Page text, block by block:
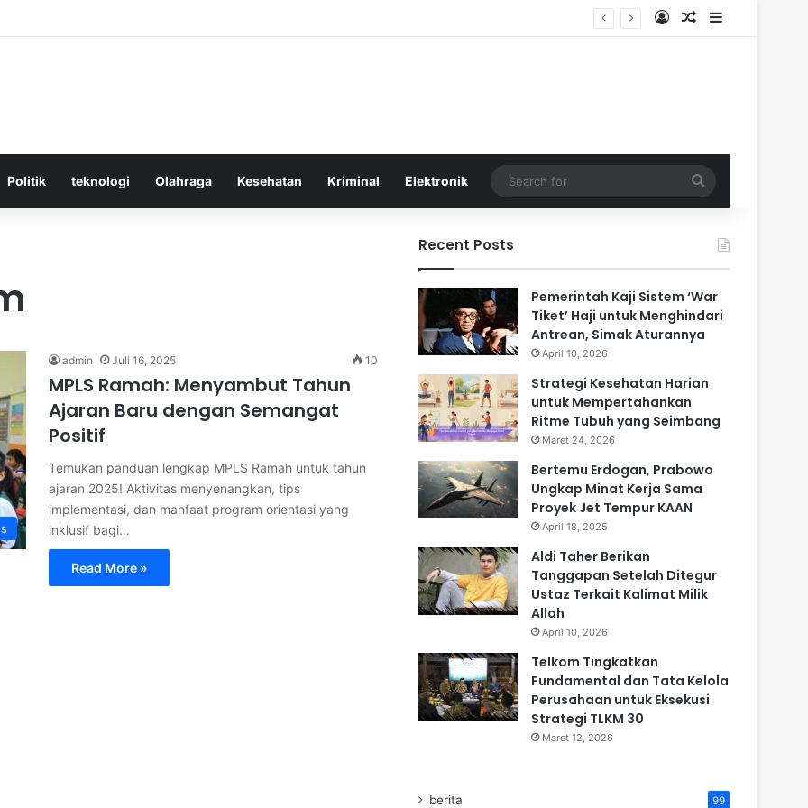
Log InRandom Article
Sidebar
Politik teknologi Olahraga Kesehatan Kriminal Elektronik
for
admin Juli 16, 2025 10
MPLS Ramah: Menyambut Tahun
Ajaran Baru dengan Semangat
Positif
Temukan panduan lengkap MPLS Ramah untuk tahun
ajaran 2025! Aktivitas menyenangkan, tips
implementasi, dan manfaat program orientasi yang
inklusif bagi…
Read More »
Recent Posts
Pemerintah Kaji Sistem ‘War
Tiket’ Haji untuk Menghindari
Antrean, Simak Aturannya
April 10, 2026
Strategi Kesehatan Harian
untuk Mempertahankan
Ritme Tubuh yang Seimbang
Maret 24, 2026
Bertemu Erdogan, Prabowo
Ungkap Minat Kerja Sama
Proyek Jet Tempur KAAN
April 18, 2025
Aldi Taher Berikan
Tanggapan Setelah Ditegur
Ustaz Terkait Kalimat Milik
Allah
April 10, 2026
Telkom Tingkatkan
Fundamental dan Tata Kelola
Perusahaan untuk Eksekusi
Strategi TLKM 30
Maret 12, 2026
berita 99